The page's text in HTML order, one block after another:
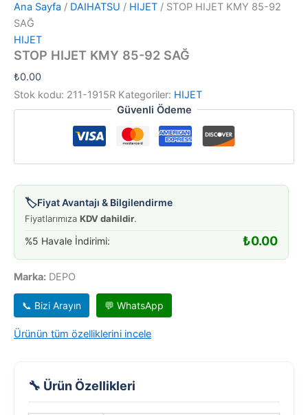
Ana Sayfa / DAIHATSU / HIJET / STOP HIJET KMY 85-92
SAĞ
HIJET
STOP HIJET KMY 85-92 SAĞ
₺0.00
Stok kodu: 211-1915R Kategoriler: HIJET
Güvenli Ödeme
🏷️Fiyat Avantajı & Bilgilendirme
Fiyatlarımıza KDV dahildir.
%5 Havale İndirimi: ₺0.00
Marka: DEPO
📞 Bizi Arayın 💬 WhatsApp
Ürünün tüm özelliklerini incele
🔧 Ürün Özellikleri